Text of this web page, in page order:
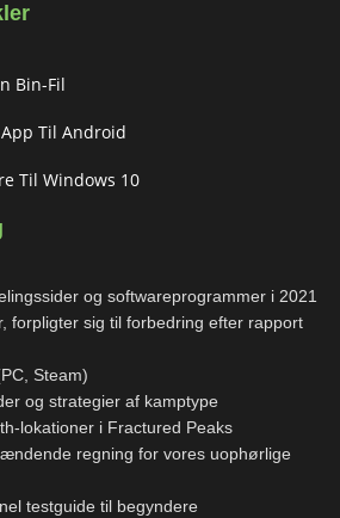
Bin-Fil
Til Android
Til Windows 10
og softwareprogrammer i 2021
forpligter sig til forbedring efter rapport
Steam)
og strategier af kamptype
lokationer i Fractured Peaks
regning for vores uophørlige
testguide til begyndere